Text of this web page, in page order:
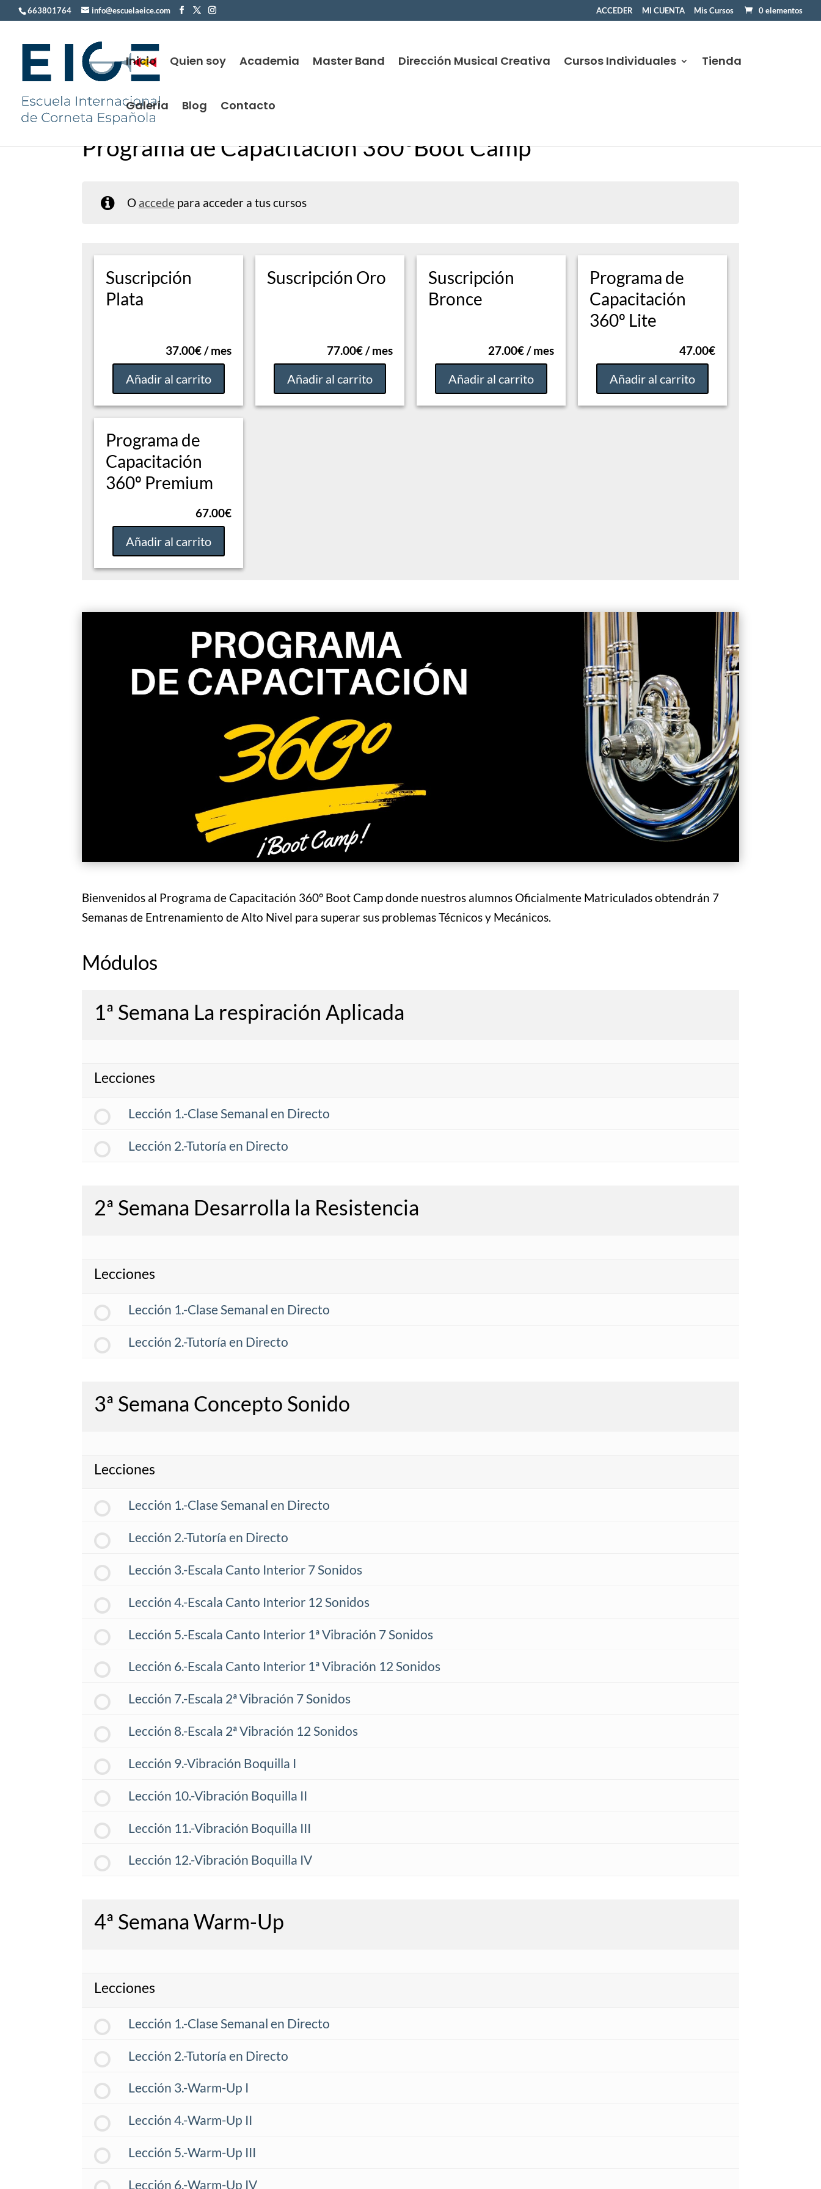
663801764 info@escuelaeice.com ACCEDER MI CUENTA Mis Cursos 0 elementos
Inicio Quien soy Academia Master Band Dirección Musical Creativa Cursos Individuales Tienda
Galería Blog Contacto
Programa de Capacitación 360ºBoot Camp
O accedepara acceder a tus cursos
Suscripción
Plata
37.00€/ mes
Añadir al carrito
Suscripción Oro
77.00€/ mes
Añadir al carrito
Suscripción
Bronce
27.00€/ mes
Añadir al carrito
Programa de
Capacitación
360º Lite
47.00€
Añadir al carrito
Programa de
Capacitación
360º Premium
67.00€
Añadir al carrito
Bienvenidos al Programa de Capacitación 360º Boot Camp donde nuestros alumnos Oficialmente Matriculados obtendrán 7
Semanas de Entrenamiento de Alto Nivel para superar sus problemas Técnicos y Mecánicos.
Módulos
1ª Semana La respiración Aplicada
Lecciones
Lección 1.-Clase Semanal en Directo
Lección 2.-Tutoría en Directo
2ª Semana Desarrolla la Resistencia
Lecciones
Lección 1.-Clase Semanal en Directo
Lección 2.-Tutoría en Directo
3ª Semana Concepto Sonido
Lecciones
Lección 1.-Clase Semanal en Directo
Lección 2.-Tutoría en Directo
Lección 3.-Escala Canto Interior 7 Sonidos
Lección 4.-Escala Canto Interior 12 Sonidos
Lección 5.-Escala Canto Interior 1ª Vibración 7 Sonidos
Lección 6.-Escala Canto Interior 1ª Vibración 12 Sonidos
Lección 7.-Escala 2ª Vibración 7 Sonidos
Lección 8.-Escala 2ª Vibración 12 Sonidos
Lección 9.-Vibración Boquilla I
Lección 10.-Vibración Boquilla II
Lección 11.-Vibración Boquilla III
Lección 12.-Vibración Boquilla IV
4ª Semana Warm-Up
Lecciones
Lección 1.-Clase Semanal en Directo
Lección 2.-Tutoría en Directo
Lección 3.-Warm-Up I
Lección 4.-Warm-Up II
Lección 5.-Warm-Up III
Lección 6.-Warm-Up IV